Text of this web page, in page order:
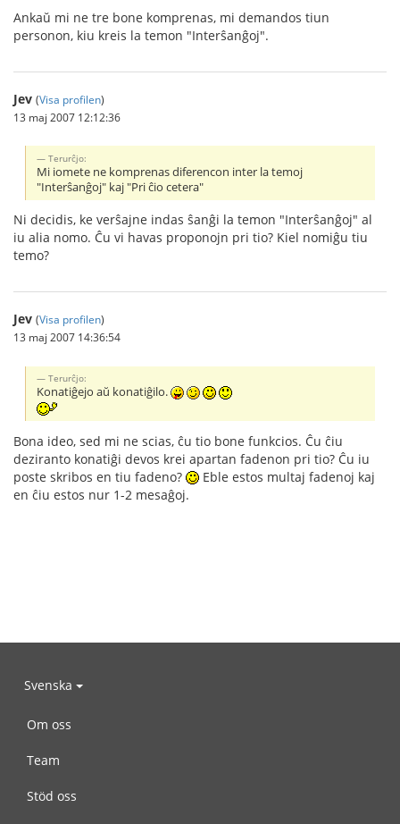
Ankaŭ mi ne tre bone komprenas, mi demandos tiun
personon, kiu kreis la temon "Interŝanĝoj".
Jev (Visa profilen)
13 maj 2007 12:12:36
Terurĉjo:
Mi iomete ne komprenas diferencon inter la temoj
"Interŝanĝoj" kaj "Pri ĉio cetera"
Ni decidis, ke verŝajne indas ŝanĝi la temon "Interŝanĝoj" al
iu alia nomo. Ĉu vi havas proponojn pri tio? Kiel nomiĝu tiu
temo?
Jev (Visa profilen)
13 maj 2007 14:36:54
Terurĉjo:
Konatiĝejo aŭ konatiĝilo.
Bona ideo, sed mi ne scias, ĉu tio bone funkcios. Ĉu ĉiu
deziranto konatiĝi devos krei apartan fadenon pri tio? Ĉu iu
poste skribos en tiu fadeno?
Eble estos multaj fadenoj kaj
en ĉiu estos nur 1-2 mesaĝoj.
Svenska
Om oss
Team
Stöd oss